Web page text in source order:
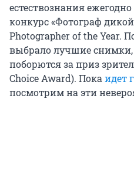
естествознания
конкурс «Фотограф
Photographer of the Year.
выбрало лучшие снимки,
поборются за приз
Choice Award). Пока идет
посмотрим на эти